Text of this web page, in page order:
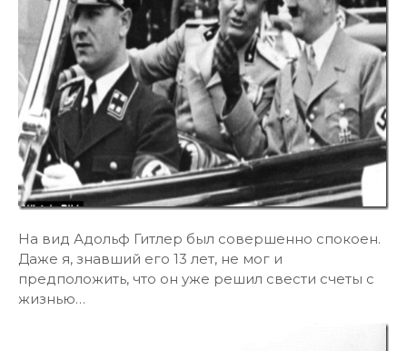
На вид Адольф Гитлер был совершенно спокоен.
Даже я, знавший его 13 лет, не мог и
предположить, что он уже решил свести счеты с
жизнью…